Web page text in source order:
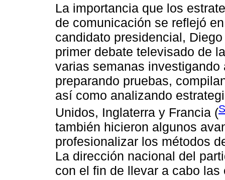
La importancia que los
de comunicación se reflejó
candidato presidencial,
primer debate televisado de
varias semanas
preparando pruebas,
así como analizando
Unidos, Inglaterra y Francia (
también hicieron algunos
profesionalizar los métodos
La dirección nacional del
con el fin de llevar a cabo